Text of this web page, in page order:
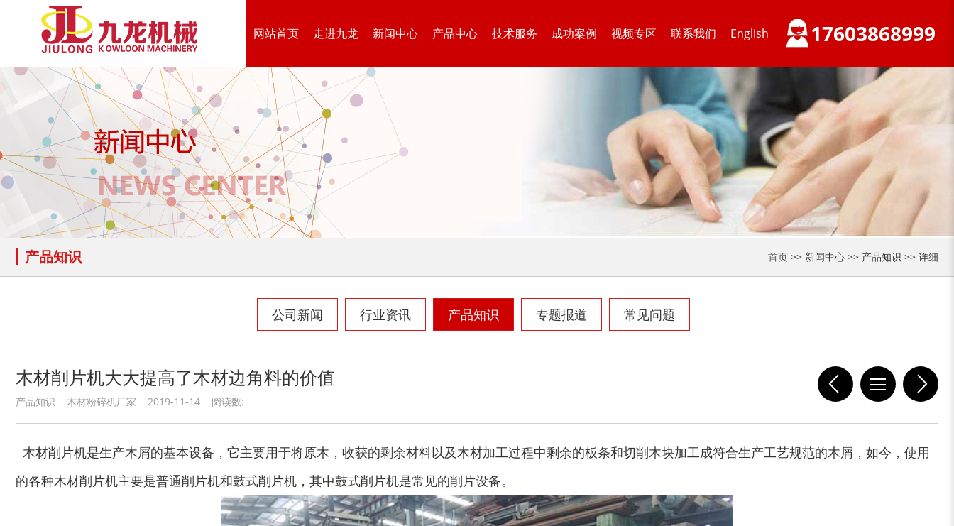
网站首页 走进九龙 新闻中心 产品中心 技术服务 成功案例 视频专区 联系我们 English 17603868999
产品知识 首页 >> 新闻中心 >> 产品知识 >> 详细
公司新闻 行业资讯 产品知识 专题报道 常见问题
木材削片机大大提高了木材边角料的价值
产品知识 木材粉碎机厂家 2019-11-14 阅读数:
木材削片机是生产木屑的基本设备，它主要用于将原木，收获的剩余材料以及木材加工过程中剩余的板条和切削木块加工成符合生产工艺规范的木屑，如今，使用
的各种木材削片机主要是普通削片机和鼓式削片机，其中鼓式削片机是常见的削片设备。